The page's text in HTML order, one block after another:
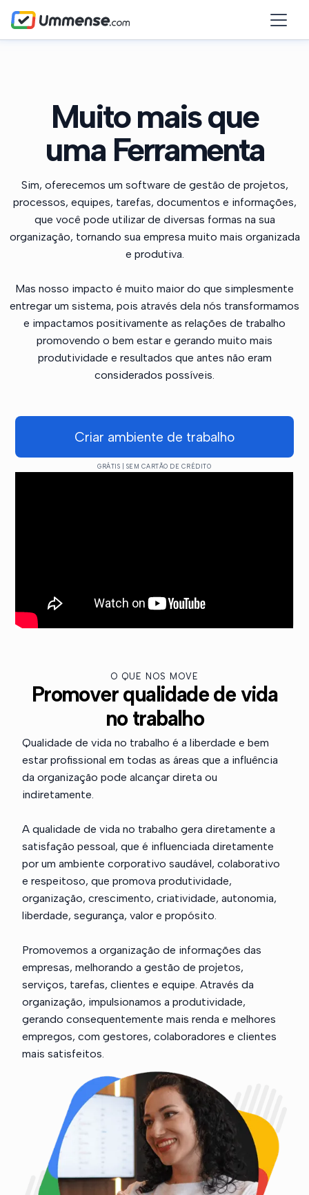
Muito mais que
uma Ferramenta
Sim, oferecemos um software de gestão de projetos,
processos, equipes, tarefas, documentos e informações,
que você pode utilizar de diversas formas na sua
organização, tornando sua empresa muito mais organizada
e produtiva.
Mas nosso impacto é muito maior do que simplesmente
entregar um sistema, pois através dela nós transformamos
e impactamos positivamente as relações de trabalho
promovendo o bem estar e gerando muito mais
produtividade e resultados que antes não eram
considerados possíveis.
Criar ambiente de trabalho
GRÁTIS | SEM CARTÃO DE CRÉDITO
O QUE NOS MOVE
Promover qualidade de vida
no trabalho
Qualidade de vida no trabalho é a liberdade e bem
estar profissional em todas as áreas que a influência
da organização pode alcançar direta ou
indiretamente.
A qualidade de vida no trabalho gera diretamente a
satisfação pessoal, que é influenciada diretamente
por um ambiente corporativo saudável, colaborativo
e respeitoso, que promova produtividade,
organização, crescimento, criatividade, autonomia,
liberdade, segurança, valor e propósito.
Promovemos a organização de informações das
empresas, melhorando a gestão de projetos,
serviços, tarefas, clientes e equipe. Através da
organização, impulsionamos a produtividade,
gerando consequentemente mais renda e melhores
empregos, com gestores, colaboradores e clientes
mais satisfeitos.